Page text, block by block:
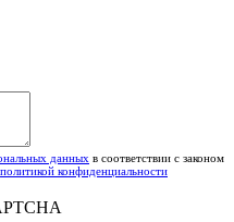
данных в соответствии с законом
политикой конфиденциальности